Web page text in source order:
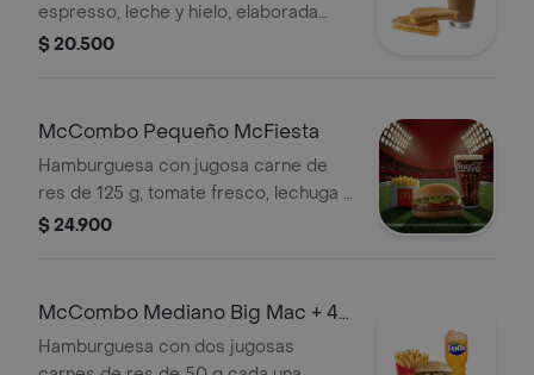
espresso, leche y hielo, elaborada
con café 100 % colombiano,
$ 20.500
McCombo Pequeño McFiesta
Hamburguesa con jugosa carne de
res de 125 g, tomate fresco, lechuga y
salsa de tomate, en pan suave sin
elección.
$ 24.900
McCombo Mediano Big Mac + 4
Nuggets
Hamburguesa con dos jugosas